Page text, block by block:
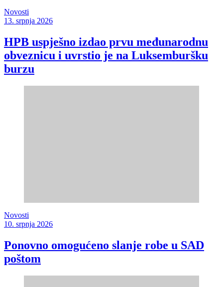
Novosti
13. srpnja 2026
HPB uspješno izdao prvu međunarodnu
obveznicu i uvrstio je na Luksemburšku
burzu
Novosti
10. srpnja 2026
Ponovno omogućeno slanje robe u SAD
poštom